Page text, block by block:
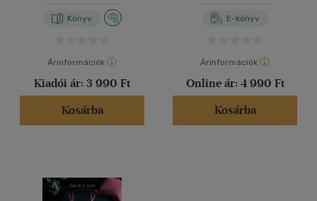
Könyv
Árinformációk
Kiadói ár: 3 990 Ft
Kosárba
E-könyv
Árinformációk
Online ár: 4 990 Ft
Kosárba